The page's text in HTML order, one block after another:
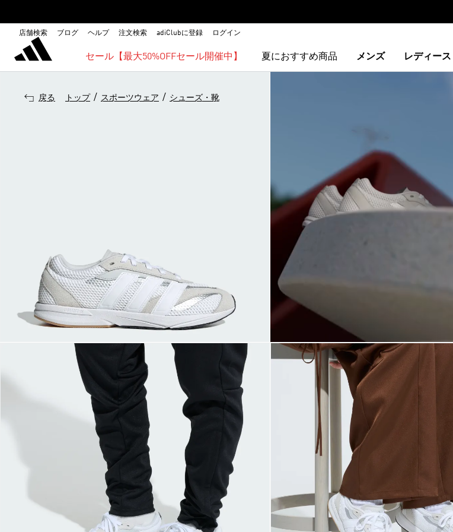
店舗検索 ブログ ヘルプ 注文検索 adiClubに登録 ログイン
セール【最大50%OFFセール開催中】 夏におすすめ商品 メンズ レディース
戻る トップ / スポーツウェア / シューズ・靴